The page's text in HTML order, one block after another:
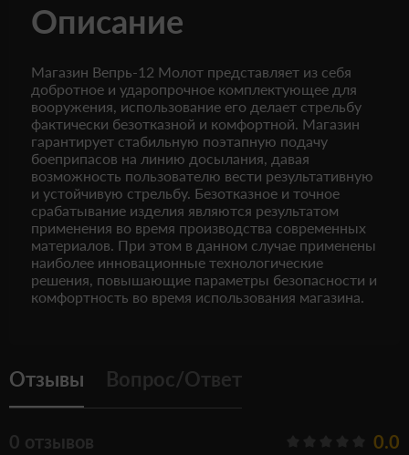
Описание
Магазин Вепрь-12 Молот представляет из себя
добротное и ударопрочное комплектующее для
вооружения, использование его делает стрельбу
фактически безотказной и комфортной. Магазин
гарантирует стабильную поэтапную подачу
боеприпасов на линию досылания, давая
возможность пользователю вести результативную
и устойчивую стрельбу. Безотказное и точное
срабатывание изделия являются результатом
применения во время производства современных
материалов. При этом в данном случае применены
наиболее инновационные технологические
решения, повышающие параметры безопасности и
комфортность во время использования магазина.
Отзывы Вопрос/Ответ
0 отзывов 0.0